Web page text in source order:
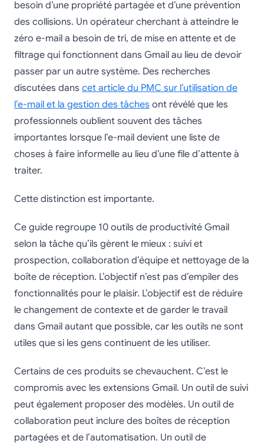
besoin d’une propriété partagée et d’une prévention
des collisions. Un opérateur cherchant à atteindre le
zéro e-mail a besoin de tri, de mise en attente et de
filtrage qui fonctionnent dans Gmail au lieu de devoir
passer par un autre système. Des recherches
discutées dans cet article du PMC sur l’utilisation de
l’e-mail et la gestion des tâches ont révélé que les
professionnels oublient souvent des tâches
importantes lorsque l’e-mail devient une liste de
choses à faire informelle au lieu d’une file d’attente à
traiter.
Cette distinction est importante.
Ce guide regroupe 10 outils de productivité Gmail
selon la tâche qu’ils gèrent le mieux : suivi et
prospection, collaboration d’équipe et nettoyage de la
boîte de réception. L’objectif n’est pas d’empiler des
fonctionnalités pour le plaisir. L’objectif est de réduire
le changement de contexte et de garder le travail
dans Gmail autant que possible, car les outils ne sont
utiles que si les gens continuent de les utiliser.
Certains de ces produits se chevauchent. C’est le
compromis avec les extensions Gmail. Un outil de suivi
peut également proposer des modèles. Un outil de
collaboration peut inclure des boîtes de réception
partagées et de l’automatisation. Un outil de